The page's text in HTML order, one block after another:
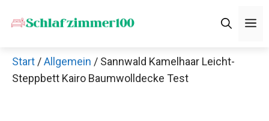
Inhalt
Start /Allgemein / Sannwald Kamelhaar Leicht-
Steppbett Kairo Baumwolldecke Test